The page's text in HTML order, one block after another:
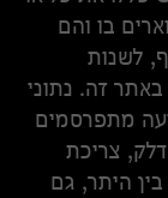
בו והם
לשנות
זה. נתוני
מתפרסמים
צריכת
היתר, גם